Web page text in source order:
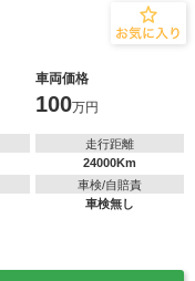
車両価格
100万円
走行距離
24000Km
車検/自賠責
車検無し